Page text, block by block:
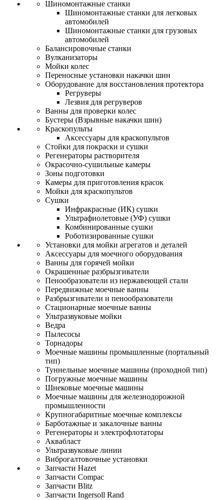
Шиномонтажные станки
Шиномонтажные станки для легковых
автомобилей
Шиномонтажные станки для грузовых
автомобилей
Балансировочные станки
Вулканизаторы
Мойки колес
Переносные установки накачки шин
Оборудование для восстановления протектора
Регруверы
Лезвия для регруверов
Ванны для проверки колес
Бустеры (Взрывные накачки шин)
Краскопульты
Аксессуары для краскопультов
Стойки для покраски и сушки
Регенераторы растворителя
Окрасочно-сушильные камеры
Зоны подготовки
Камеры для приготовления красок
Мойки для краскопультов
Сушки
Инфракрасные (ИК) сушки
Ультрафиолетовые (УФ) сушки
Комбинированные сушки
Роботизированные сушки
Установки для мойки агрегатов и деталей
Аксессуары для моечного оборудования
Ванны для горячей мойки
Окрашенные разбрызгиватели
Пенообразователи из нержавеющей стали
Передвижные моечные ванны
Разбрызгиватели и пенообразователи
Стационарные моечные ванны
Ультразвуковые мойки
Ведра
Пылесосы
Торнадоры
Моечные машины промышленные (портальный
тип)
Туннельные моечные машины (проходной тип)
Погружные моечные машины
Шнековые моечные машины
Моечные машины для железнодорожной
промышленности
Крупногабаритные моечные комплексы
Барботажные и закалочные ванны
Регенераторы и электрофлотаторы
Аквабласт
Ультразвуковые линии
Виброгалтовочные установки
Запчасти Hazet
Запчасти Compac
Запчасти Blitz
Запчасти Ingersoll Rand